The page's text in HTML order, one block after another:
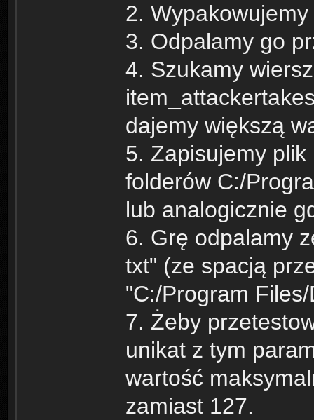
2.
3. Odpalamy go
4. Szukamy
dajemy większą
5. Zapisujemy
folderów C:/
lub analogicznie
6. Grę odpalamy
txt" (ze spacją
"C:/Program
7. Żeby
unikat z tym
wartość
zamiast 127.